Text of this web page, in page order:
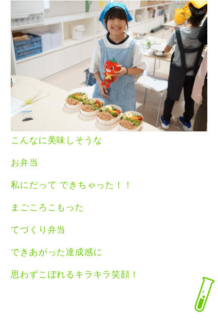
こんなに美味しそうな
お弁当
私にだって できちゃった！！
まごころこもった
てづくり弁当
できあがった達成感に
思わずこぼれるキラキラ笑顔！